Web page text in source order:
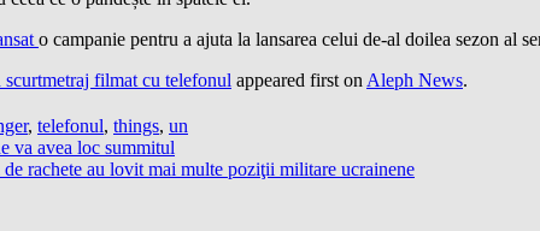
o campanie pentru a ajuta la lansarea celui de-al doilea sezon al
scurtmetraj filmat cu telefonul appeared first onAleph News.
, telefonul, things, un
va avea loc summitul
rachete au lovit mai multe poziţii militare ucrainene